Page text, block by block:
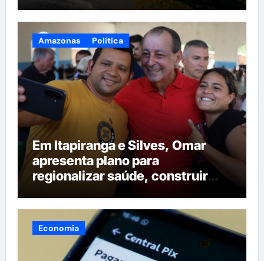
Amazonas Política
Em Itapiranga e Silves, Omar
apresenta plano para
regionalizar saúde, construir
maternidades e hospital regional
em Itacoatiara
Economia